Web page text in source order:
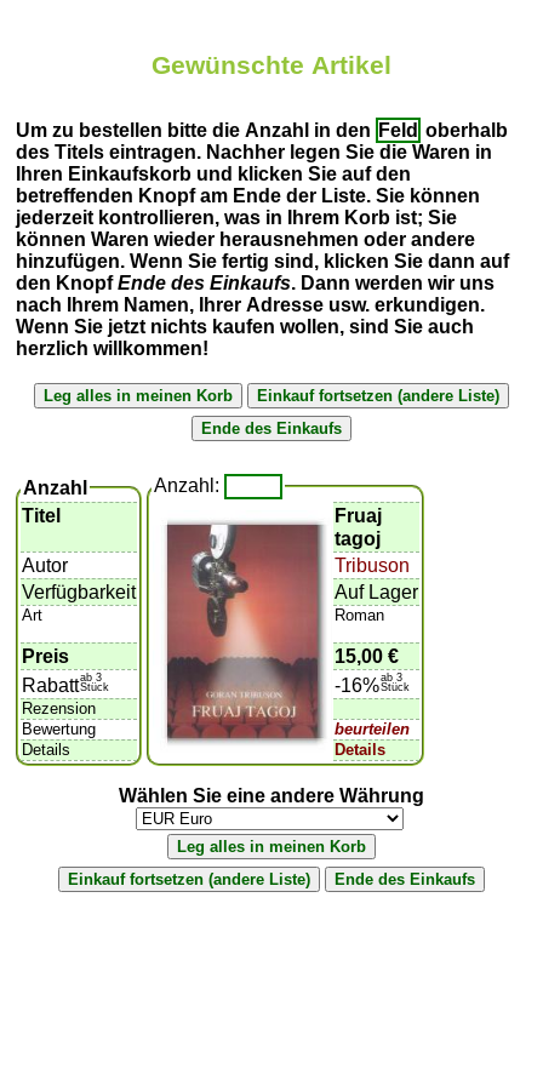
Gewünschte Artikel
Um zu bestellen bitte die Anzahl in den Feld oberhalb
des Titels eintragen. Nachher legen Sie die Waren in
Ihren Einkaufskorb und klicken Sie auf den
betreffenden Knopf am Ende der Liste. Sie können
jederzeit kontrollieren, was in Ihrem Korb ist; Sie
können Waren wieder herausnehmen oder andere
hinzufügen. Wenn Sie fertig sind, klicken Sie dann auf
den KnopfEnde des Einkaufs. Dann werden wir uns
nach Ihrem Namen, Ihrer Adresse usw. erkundigen.
Wenn Sie jetzt nichts kaufen wollen, sind Sie auch
herzlich willkommen!
Anzahl
Titel
Autor
Verfügbarkeit
Art
Preis
Rabattab 3
Stück
Rezension
Bewertung
Details
Anzahl:
Fruaj
tagoj
Tribuson
Auf Lager
Roman
15,00 €
-16%ab 3
Stück
beurteilen
Details
Wählen Sie eine andere Währung